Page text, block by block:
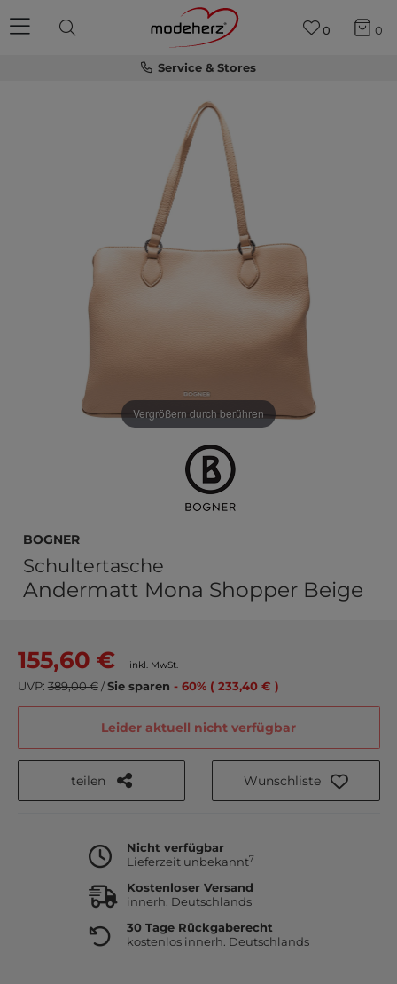
Service & Stores
0 0
Vergrößern durch berühren
Bogner
Schultertasche
Andermatt Mona Shopper Beige
155,60 € inkl. MwSt.
UVP: 389,00 €/Sie sparen - 60% ( 233,40 € )
Leider aktuell nicht verfügbar
teilen Wunschliste
Nicht verfügbar
Lieferzeit unbekannt7
Kostenloser Versand
innerh. Deutschlands
30 Tage Rückgaberecht
kostenlos innerh. Deutschlands